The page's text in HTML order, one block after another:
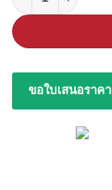
ขอใบเสนอราคา